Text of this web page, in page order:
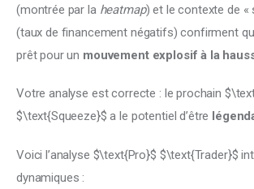
(montrée par la heatmap) et le contexte de «
(taux de financement négatifs) confirment
prêt pour un mouvement explosif à la
Votre analyse est correcte : le prochain
$\text{Squeeze}$ a le potentiel d’être
Voici l’analyse $\text{Pro}$ $\text{Trader}$
dynamiques :